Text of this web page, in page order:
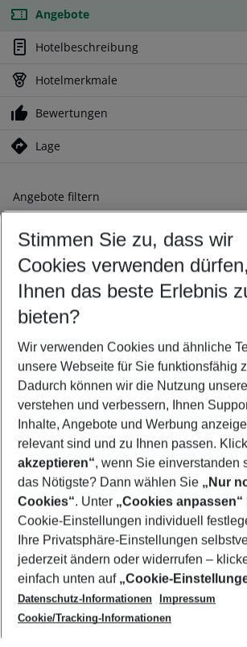
Angebote
Hotelbeschreibung
Hotelmerkmale
Bewertungen
Lage
Angebote filtern
Ändern Sie Ihre Kriterien nach Ihren
Abflughafen wählen
Beliebiger Abflughafen
Reisezeitraum wählen
11.08.26– 09.08.27 5-8 Nächte
2 Erwachsene Keine Kinder
Mehr Filter anzeigen
Footer
Footer navigation
Über uns
AGB
Cookie-Einstellungen ändern
Cookie-Richtlinie
Datenschutz
Service & Hilfe
Barrierefreies Reisen
Check-in
Folgen Sie uns
Stimmen Sie zu, dass wir
Cookies verwenden
Ihnen das beste Erlebnis
bieten?
Wir verwenden Cookies und ähnliche
unsere Webseite für Sie funktionsfähig
Dadurch können wir die Nutzung
verstehen und verbessern, Ihnen
Inhalte, Angebote und Werbung
relevant sind und zu Ihnen passen.
akzeptieren“, wenn Sie einverstanden
das Nötigste? Dann wählen Sie „Nur
Cookies“. Unter „Cookies anpassen“
Cookie-Einstellungen individuell
Ihre Privatsphäre-Einstellungen
jederzeit ändern oder widerrufen –
einfach unten auf „Cookie-
Datenschutz-Informationen
Impressum
Cookie/Tracking-Informationen